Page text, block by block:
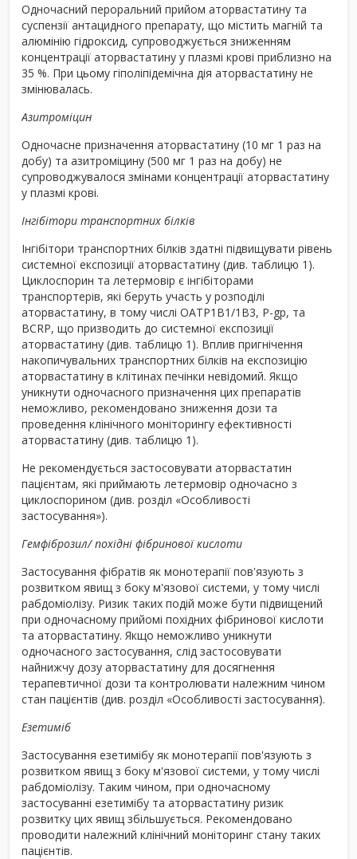
Одночасний пероральний прийом аторвастатину та
суспензії антацидного препарату, що містить магній та
алюмінію гідроксид, супроводжується зниженням
концентрації аторвастатину у плазмі крові приблизно на
35 %. При цьому гіполіпідемічна дія аторвастатину не
змінювалась.
Азитроміцин
Одночасне призначення аторвастатину (10 мг 1 раз на
добу) та азитроміцину (500 мг 1 раз на добу) не
супроводжувалося змінами концентрації аторвастатину
у плазмі крові.
Інгібітори транспортних білків
Інгібітори транспортних білків здатні підвищувати рівень
системної експозиції аторвастатину (див. таблицю 1).
Циклоспорин та летермовір є інгібіторами
транспортерів, які беруть участь у розподілі
аторвастатину, в тому числі OATP1B1/1B3, P-gp, та
BCRP, що призводить до системної експозиції
аторвастатину (див. таблицю 1). Вплив пригнічення
накопичувальних транспортних білків на експозицію
аторвастатину в клітинах печінки невідомий. Якщо
уникнути одночасного призначення цих препаратів
неможливо, рекомендовано зниження дози та
проведення клінічного моніторингу ефективності
аторвастатину (див. таблицю 1).
Не рекомендується застосовувати аторвастатин
пацієнтам, які приймають летермовір одночасно з
циклоспорином (див. розділ «Особливості
застосування»).
Гемфіброзил/ похідні фібринової кислоти
Застосування фібратів як монотерапії пов'язують з
розвитком явищ з боку м'язової системи, у тому числі
рабдоміолізу. Ризик таких подій може бути підвищений
при одночасному прийомі похідних фібринової кислоти
та аторвастатину. Якщо неможливо уникнути
одночасного застосування, слід застосовувати
найнижчу дозу аторвастатину для досягнення
терапевтичної дози та контролювати належним чином
стан пацієнтів (див. розділ «Особливості застосування).
Езетиміб
Застосування езетимібу як монотерапії пов'язують з
розвитком явищ з боку м'язової системи, у тому числі
рабдоміолізу. Таким чином, при одночасному
застосуванні езетимібу та аторвастатину ризик
розвитку цих явищ збільшується. Рекомендовано
проводити належний клінічний моніторинг стану таких
пацієнтів.